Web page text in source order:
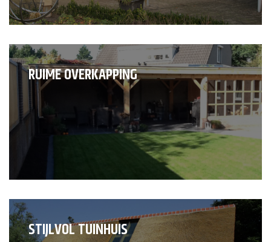
RUIME OVERKAPPING
STIJLVOL TUINHUIS